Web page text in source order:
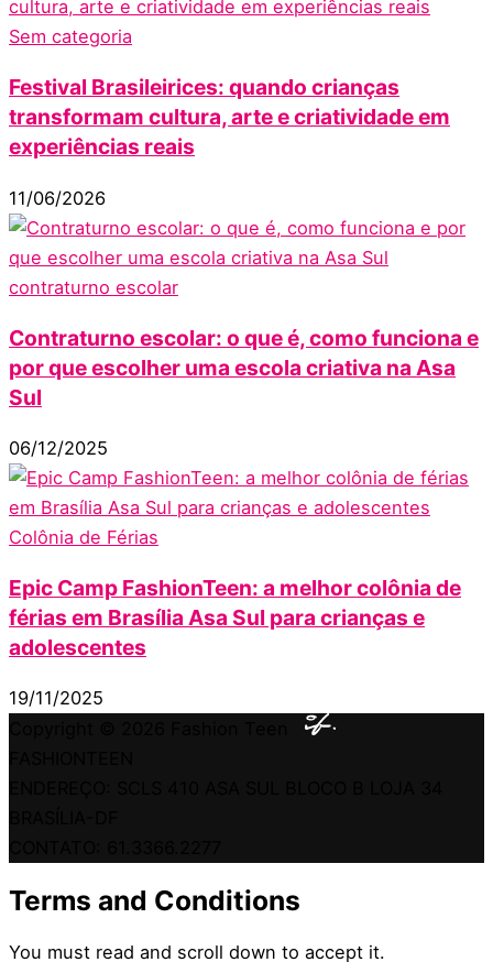
Sem categoria
Festival Brasileirices: quando crianças
transformam cultura, arte e criatividade em
experiências reais
11/06/2026
contraturno escolar
Contraturno escolar: o que é, como funciona e
por que escolher uma escola criativa na Asa
Sul
06/12/2025
Colônia de Férias
Epic Camp FashionTeen: a melhor colônia de
férias em Brasília Asa Sul para crianças e
adolescentes
19/11/2025
Terms and Conditions
You must read and scroll down to accept it.